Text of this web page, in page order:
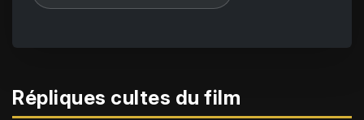
Répliques cultes du film